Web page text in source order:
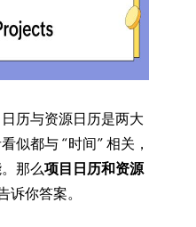
历与资源日历是两大
似都与 “时间” 相关，
那么项目日历和资源
诉你答案。